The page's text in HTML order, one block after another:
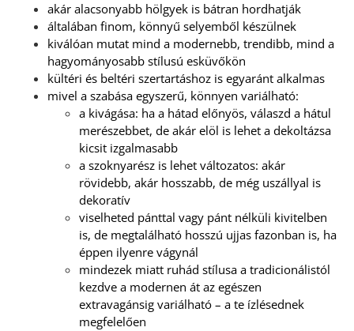
akár alacsonyabb hölgyek is bátran hordhatják
általában finom, könnyű selyemből készülnek
kiválóan mutat mind a modernebb, trendibb, mind a
hagyományosabb stílusú esküvőkön
kültéri és beltéri szertartáshoz is egyaránt alkalmas
mivel a szabása egyszerű, könnyen variálható:
a kivágása: ha a hátad előnyös, válaszd a hátul
merészebbet, de akár elöl is lehet a dekoltázsa
kicsit izgalmasabb
a szoknyarész is lehet változatos: akár
rövidebb, akár hosszabb, de még uszállyal is
dekoratív
viselheted pánttal vagy pánt nélküli kivitelben
is, de megtalálható hosszú ujjas fazonban is, ha
éppen ilyenre vágynál
mindezek miatt ruhád stílusa a tradicionálistól
kezdve a modernen át az egészen
extravagánsig variálható – a te ízlésednek
megfelelően